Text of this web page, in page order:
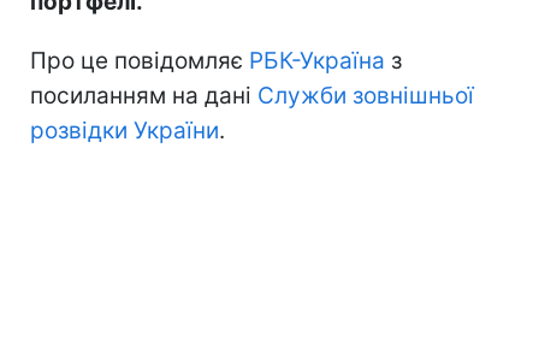
Про це повідомляє РБК-Україна з
посиланням на дані Служби зовнішньої
розвідки України.